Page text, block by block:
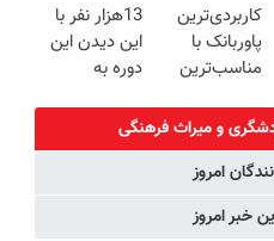
آموزش رایگان
برگردون
(40%off)
کاربردی‌ترین
پاوربانک با
مناسب‌ترین
13هزار نفر با
این دیدن این
دوره به
رسیدن |
ثبت‌‌نام رایگان
و ميراث فرهنگی
امروز
خبر امروز